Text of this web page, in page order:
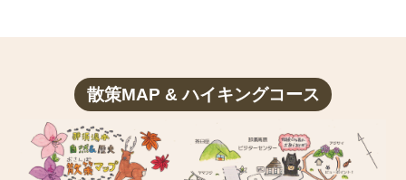
散策MAP & ハイキングコース